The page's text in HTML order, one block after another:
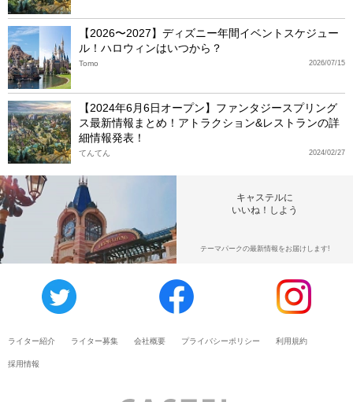
【2026〜2027】ディズニー年間イベントスケジュー
ル！ハロウィンはいつから？
2026/07/15
Tomo
【2024年6月6日オープン】ファンタジースプリング
ス最新情報まとめ！アトラクション&レストランの詳
細情報発表！
2024/02/27
てんてん
キャステルに
いいね！しよう
テーマパークの最新情報をお届けします!
ライター紹介 ライター募集 会社概要 プライバシーポリシー 利用規約
採用情報